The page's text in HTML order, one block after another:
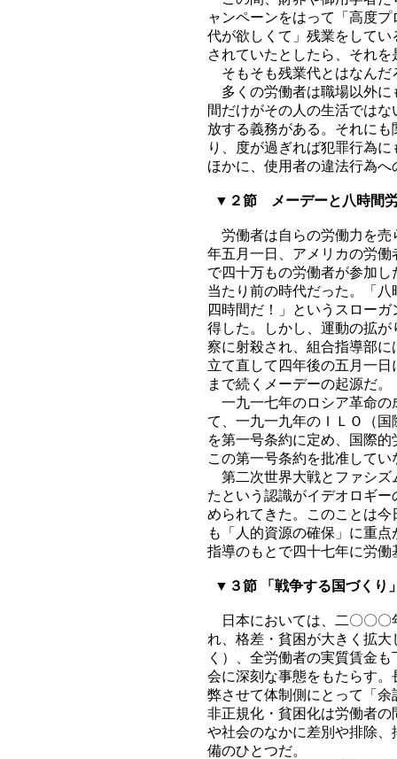
ャンペーンをはって「高度
代が欲しくて」残業をして
されていたとしたら、それ
そもそも残業代とはなんだ
多くの労働者は職場以外に
間だけがその人の生活では
放する義務がある。それに
り、度が過ぎれば犯罪行為
ほかに、使用者の違法行為
▼２節 メーデーと八時間
労働者は自らの労働力を売
年五月一日、アメリカの労
で四十万もの労働者が参加
当たり前の時代だった。「
四時間だ！」というスロー
得した。しかし、運動の拡
察に射殺され、組合指導部
立て直して四年後の五月一
まで続くメーデーの起源だ。
一九一七年のロシア革命の
て、一九一九年のＩＬＯ（
を第一号条約に定め、国際
この第一号条約を批准してい
第二次世界大戦とファシズ
たという認識がイデオロギ
められてきた。このことは
も「人的資源の確保」に重
指導のもとで四十七年に労
▼３節 「戦争する国づくり
日本においては、二〇〇〇
れ、格差・貧困が大きく拡
く）、全労働者の実質賃金
会に深刻な事態をもたらす
弊させて体制側にとって「
非正規化・貧困化は労働者
や社会のなかに差別や排除
備のひとつだ。